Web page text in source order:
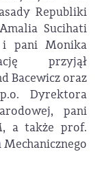
Republiki
Sucihati
i pani Monika
przyjął
Bacewicz oraz
Dyrektora
pani
a także prof.
Mechanicznego